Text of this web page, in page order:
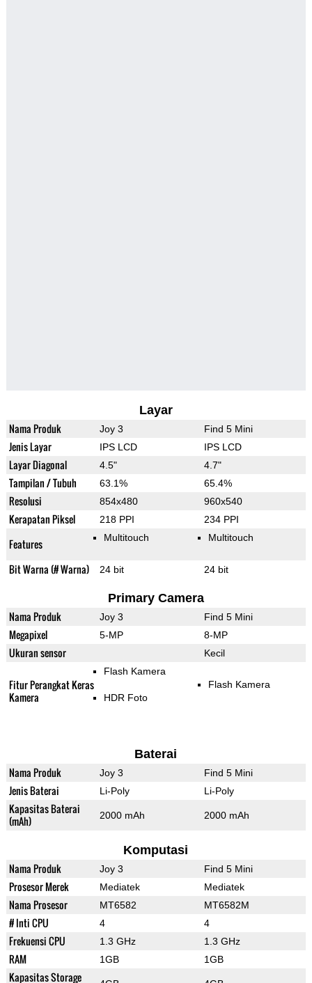
Layar
Nama Produk Joy 3 Find 5 Mini
Jenis Layar IPS LCD IPS LCD
Layar Diagonal 4.5" 4.7"
Tampilan / Tubuh 63.1% 65.4%
Resolusi 854x480 960x540
Kerapatan Piksel 218 PPI 234 PPI
Features Multitouch Multitouch
Bit Warna (# Warna) 24 bit 24 bit
Primary Camera
Nama Produk Joy 3 Find 5 Mini
Megapixel 5-MP 8-MP
Ukuran sensor Kecil
Fitur Perangkat Keras
Kamera
Flash Kamera
HDR Foto
Flash Kamera
Baterai
Nama Produk Joy 3 Find 5 Mini
Jenis Baterai Li-Poly Li-Poly
Kapasitas Baterai
(mAh)
2000 mAh 2000 mAh
Komputasi
Nama Produk Joy 3 Find 5 Mini
Prosesor Merek Mediatek Mediatek
Nama Prosesor MT6582 MT6582M
# Inti CPU 4 4
Frekuensi CPU 1.3 GHz 1.3 GHz
RAM 1GB 1GB
Kapasitas Storage